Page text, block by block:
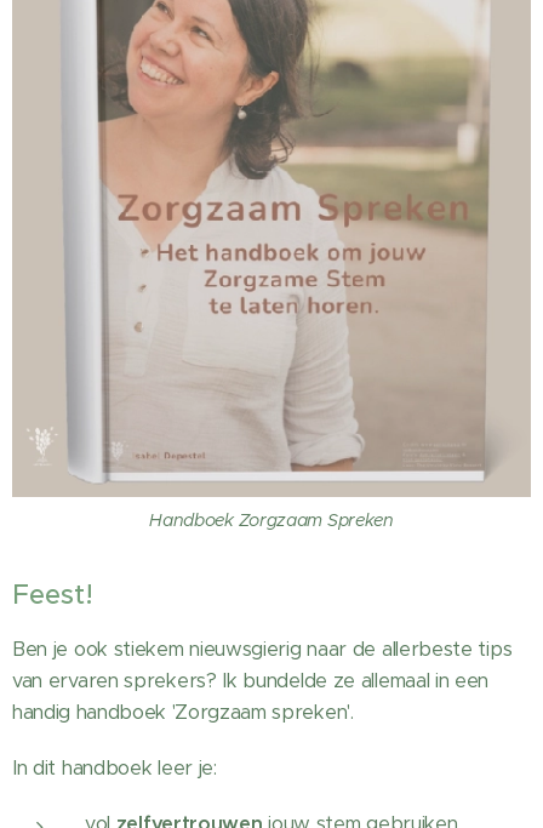
Handboek Zorgzaam Spreken
Feest!
Ben je ook stiekem nieuwsgierig naar de allerbeste tips
van ervaren sprekers? Ik bundelde ze allemaal in een
handig handboek 'Zorgzaam spreken'.
In dit handboek leer je: